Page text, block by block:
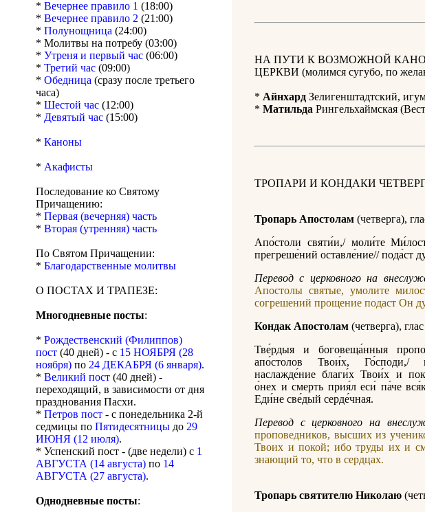
* Вечернее правило 1 (18:00)
* Вечернее правило 2 (21:00)
* Полунощница (24:00)
* Молитвы на потребу (03:00)
* Утреня и первый час (06:00)
* Третий час (09:00)
* Обедница (сразу после третьего
часа)
* Шестой час (12:00)
* Девятый час (15:00)
* Каноны
* Акафисты
Последование ко Святому
Причащению:
* Первая (вечерняя) часть
* Вторая (утренняя) часть
По Святом Причащении:
* Благодарственные молитвы
О ПОСТАХ И ТРАПЕЗЕ:
Многодневные посты:
* Рождественский (Филиппов)
пост (40 дней) - с 15 НОЯБРЯ (28
ноября) по 24 ДЕКАБРЯ (6 января).
* Великий пост (40 дней) -
переходящий, в зависимости от дня
празднования Пасхи.
* Петров пост - с понедельника 2-й
седмицы по Пятидесятницы до 29
ИЮНЯ (12 июля).
* Успенский пост - (две недели) с 1
АВГУСТА (14 августа) по 14
АВГУСТА (27 августа).
Однодневные посты:
НА ПУТИ К ВОЗМОЖНОЙ
ЦЕРКВИ (молимся сугубо, по
* Айнхард Зелигенштадтский,
* Матильда Рингельхаймская
ТРОПАРИ И КОНДАКИ
Тропарь Апостолам (четверга),
Апо́столи святи́и,/ моли́те
прегреше́ний оставле́ние// пода́ст
Перевод с церковного на
Апостолы святые, умолите
согрешений прощение подаст Он
Кондак Апостолам (четверга),
Тве́рдыя и боговеща́нныя
апо́столов Твои́х,
наслажде́ние благи́х Твои́х и
о́нех и смерть прия́л еси́ па́че
Еди́не све́дый серде́чная.
Перевод с церковного на
проповедников, высших из
Твоих и покой; ибо труды их и
знающий то, что в сердцах.
Тропарь святителю Николаю